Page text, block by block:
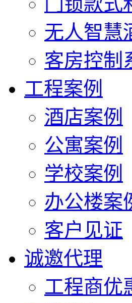
无人智慧
客房控制
工程案例
酒店案例
公寓案例
学校案例
办公楼案
客户见证
诚邀代理
工程商优